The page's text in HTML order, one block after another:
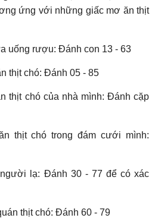
ứng với những giấc mơ ăn thịt
uống rượu: Đánh con 13 - 63
thịt chó: Đánh 05 - 85
thịt chó của nhà mình: Đánh cặp
thịt chó trong đám cưới mình:
lạ: Đánh 30 - 77 để có xác
thịt chó: Đánh 60 - 79